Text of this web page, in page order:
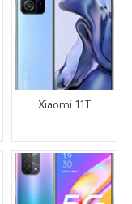
Xiaomi 11T